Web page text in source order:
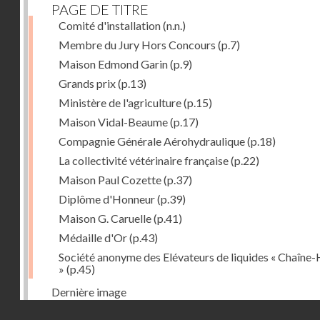
PAGE DE TITRE
Comité d'installation(n.n.)
Membre du Jury Hors Concours (p.7)
Maison Edmond Garin(p.9)
Grands prix(p.13)
Ministère de l'agriculture(p.15)
Maison Vidal-Beaume(p.17)
Compagnie Générale Aérohydraulique(p.18)
La collectivité vétérinaire française(p.22)
Maison Paul Cozette(p.37)
Diplôme d'Honneur(p.39)
Maison G. Caruelle(p.41)
Médaille d'Or(p.43)
Société anonyme des Elévateurs de liquides «
» (p.45)
Dernière image